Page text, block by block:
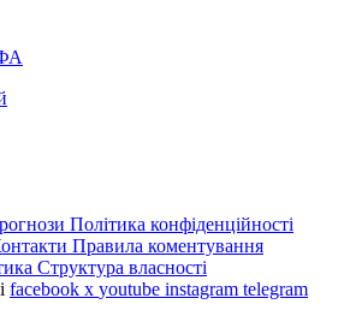
Політика конфіденційності
Правила коментування
Структура власності
facebook x youtube instagram telegram